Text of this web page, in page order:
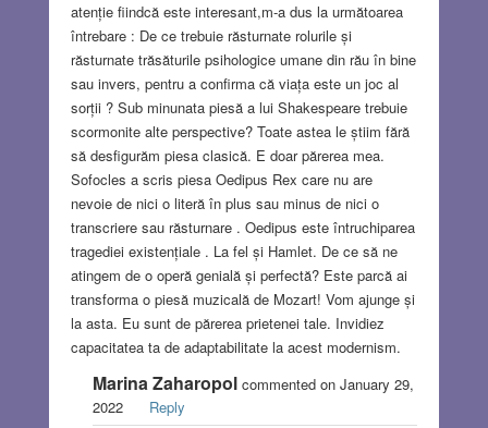
atenție fiindcă este interesant,m-a dus la următoarea
întrebare : De ce trebuie răsturnate rolurile și
răsturnate trăsăturile psihologice umane din rău în bine
sau invers, pentru a confirma că viața este un joc al
sorții ? Sub minunata piesă a lui Shakespeare trebuie
scormonite alte perspective? Toate astea le știim fără
să desfigurăm piesa clasică. E doar părerea mea.
Sofocles a scris piesa Oedipus Rex care nu are
nevoie de nici o literă în plus sau minus de nici o
transcriere sau răsturnare . Oedipus este întruchiparea
tragediei existențiale . La fel și Hamlet. De ce să ne
atingem de o operă genială și perfectă? Este parcă ai
transforma o piesă muzicală de Mozart! Vom ajunge și
la asta. Eu sunt de părerea prietenei tale. Invidiez
capacitatea ta de adaptabilitate la acest modernism.
Marina Zaharopol commented on January 29,
2022
Reply